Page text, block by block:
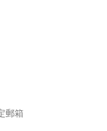
郵箱